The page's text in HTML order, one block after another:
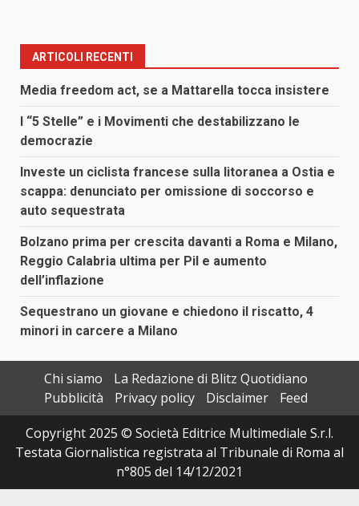
ARTICOLI RECENTI
Media freedom act, se a Mattarella tocca insistere
I “5 Stelle” e i Movimenti che destabilizzano le
democrazie
Investe un ciclista francese sulla litoranea a Ostia e
scappa: denunciato per omissione di soccorso e
auto sequestrata
Bolzano prima per crescita davanti a Roma e Milano,
Reggio Calabria ultima per Pil e aumento
dell’inflazione
Sequestrano un giovane e chiedono il riscatto, 4
minori in carcere a Milano
Chi siamo
La Redazione di Blitz Quotidiano
Pubblicità
Privacy policy Disclaimer
Feed
Copyright 2025 © Società Editrice Multimediale S.r.l.
Testata Giornalistica registrata al Tribunale di Roma al
n°805 del 14/12/2021